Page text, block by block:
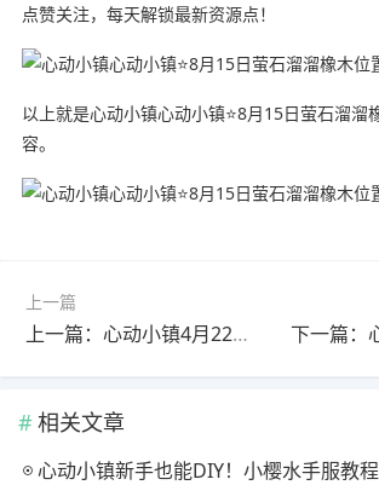
点赞关注，每天解锁最新资源点！
以上就是心动小镇心动小镇⭐8月15日萤石溜溜
容。
上一篇
上一篇：心动小镇4月22日 萤石﹣溜溜橡木﹣彩虹时间
相关文章
心动小镇新手也能DIY！小樱水手服教